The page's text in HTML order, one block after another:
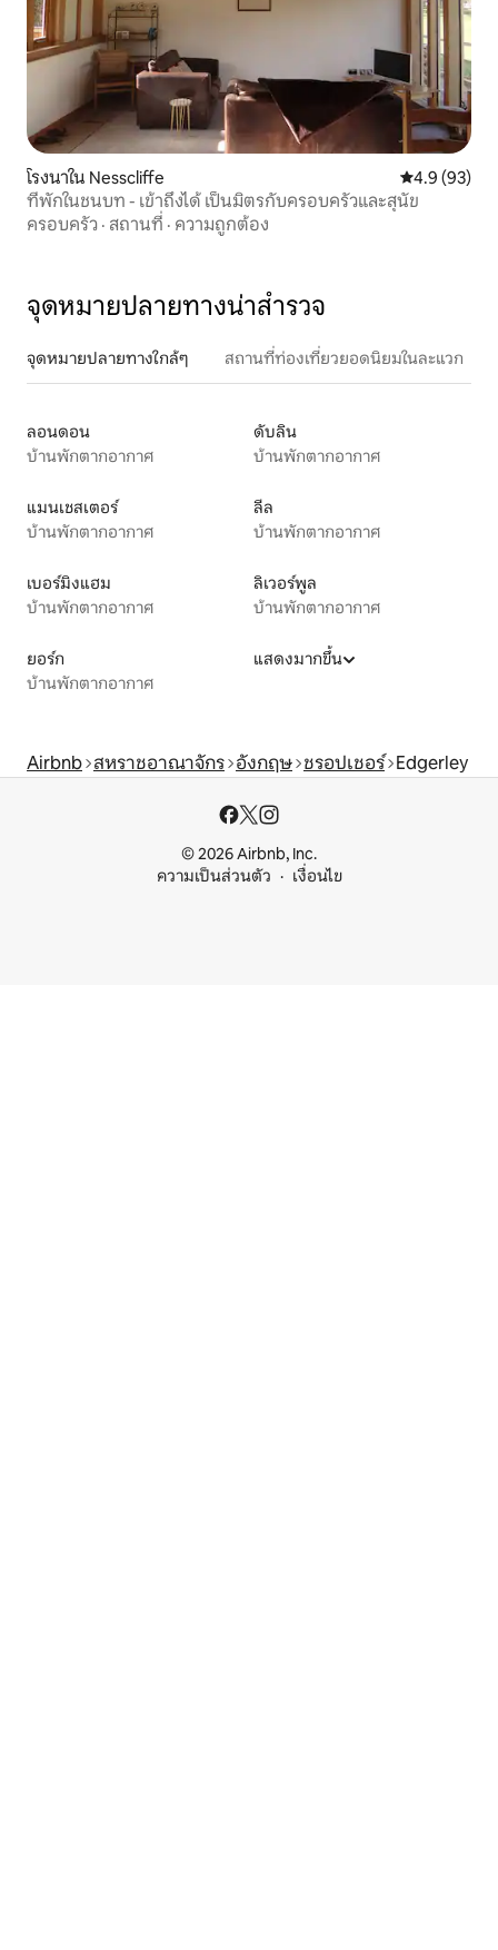
โรงนาใน Nesscliffe คะแนนเฉลี่ย
4.9 (93)
ที่พักในชนบท - เข้าถึงได้ เป็นมิตรกับครอบครัวและสุนัข
ครอบครัว · สถานที่ · ความถูกต้อง
จุดหมายปลายทางน่าสำรวจ
จุดหมายปลายทางใกล้ๆ สถานที่ท่องเที่ยวยอดนิยมในละแวก
ลอนดอน
บ้านพักตากอากาศ
ดับลิน
บ้านพักตากอากาศ
แมนเชสเตอร์
บ้านพักตากอากาศ
ลีล
บ้านพักตากอากาศ
เบอร์มิงแฮม
บ้านพักตากอากาศ
ลิเวอร์พูล
บ้านพักตากอากาศ
ยอร์ก
บ้านพักตากอากาศ
แสดงมากขึ้น
Airbnb สหราชอาณาจักร อังกฤษ ชรอปเชอร์ Edgerley
© 2026 Airbnb, Inc.
ความเป็นส่วนตัว
เงื่อนไข